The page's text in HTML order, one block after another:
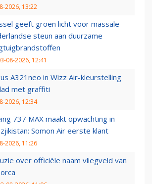
2026, 13:22
geeft groen licht voor massale
steun aan duurzame
08-2026, 12:41
A321neo in Wizz Air-kleurstelling
met graffiti
2026, 12:34
737 MAX maakt opwachting in
Somon Air eerste klant
2026, 11:26
over officiële naam vliegveld van